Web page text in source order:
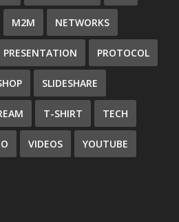
M2M NETWORKS
PRESENTATION PROTOCOL
SLIDESHARE
T-SHIRT TECH
VIDEOS YOUTUBE